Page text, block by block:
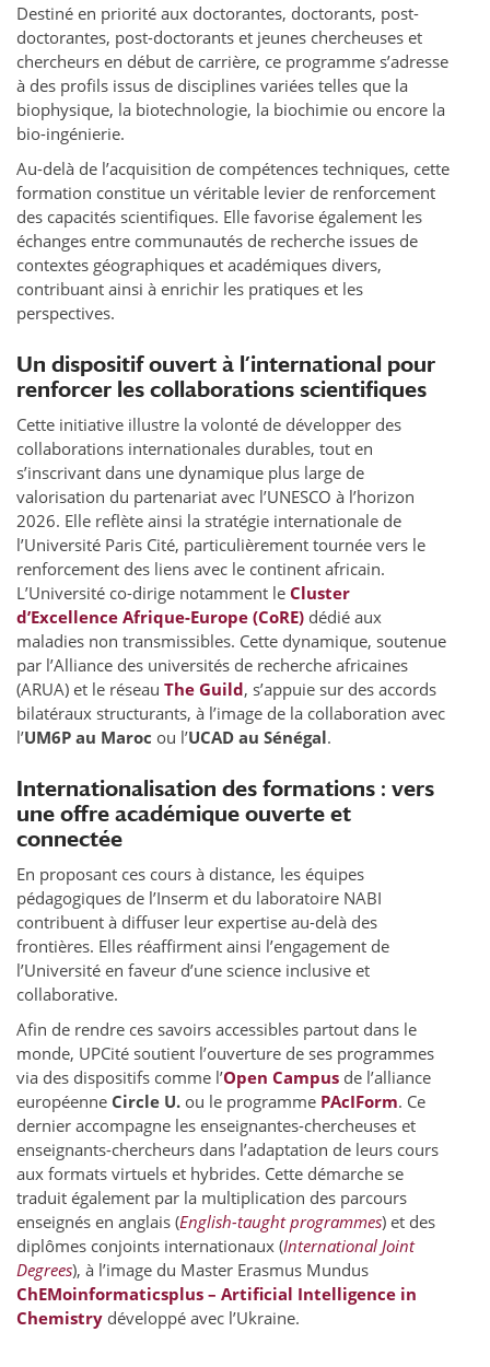
Destiné en priorité aux doctorantes, doctorants, post-
doctorantes, post-doctorants et jeunes chercheuses et
chercheurs en début de carrière, ce programme s’adresse
à des profils issus de disciplines variées telles que la
biophysique, la biotechnologie, la biochimie ou encore la
bio-ingénierie.
Au-delà de l’acquisition de compétences techniques, cette
formation constitue un véritable levier de renforcement
des capacités scientifiques. Elle favorise également les
échanges entre communautés de recherche issues de
contextes géographiques et académiques divers,
contribuant ainsi à enrichir les pratiques et les
perspectives.
Un dispositif ouvert à l’international pour
renforcer les collaborations scientifiques
Cette initiative illustre la volonté de développer des
collaborations internationales durables, tout en
s’inscrivant dans une dynamique plus large de
valorisation du partenariat avec l’UNESCO à l’horizon
2026. Elle reflète ainsi la stratégie internationale de
l’Université Paris Cité, particulièrement tournée vers le
renforcement des liens avec le continent africain.
L’Université co-dirige notamment le Cluster
d’Excellence Afrique-Europe (CoRE) dédié aux
maladies non transmissibles. Cette dynamique, soutenue
par l’Alliance des universités de recherche africaines
(ARUA) et le réseau The Guild, s’appuie sur des accords
bilatéraux structurants, à l’image de la collaboration avec
l’UM6P au Maroc ou l’UCAD au Sénégal.
Internationalisation des formations : vers
une offre académique ouverte et
connectée
En proposant ces cours à distance, les équipes
pédagogiques de l’Inserm et du laboratoire NABI
contribuent à diffuser leur expertise au-delà des
frontières. Elles réaffirment ainsi l’engagement de
l’Université en faveur d’une science inclusive et
collaborative.
Afin de rendre ces savoirs accessibles partout dans le
monde, UPCité soutient l’ouverture de ses programmes
via des dispositifs comme l’Open Campus de l’alliance
européenne Circle U. ou le programme PAcIForm. Ce
dernier accompagne les enseignantes-chercheuses et
enseignants-chercheurs dans l’adaptation de leurs cours
aux formats virtuels et hybrides. Cette démarche se
traduit également par la multiplication des parcours
enseignés en anglais (English-taught programmes) et des
diplômes conjoints internationaux (International Joint
Degrees), à l’image du Master Erasmus Mundus
ChEMoinformaticsplus – Artificial Intelligence in
Chemistry développé avec l’Ukraine.